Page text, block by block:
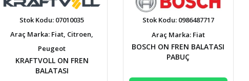
Stok Kodu: 07010035
Araç Marka: Fiat, Citroen,
Peugeot
KRAFTVOLL ON FREN
BALATASI
Stok Kodu: 0986487717
Araç Marka: Fiat
BOSCH ON FREN BALATASI
PABUÇ